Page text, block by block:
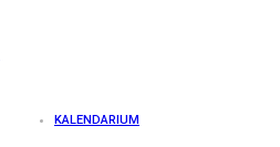
KALENDARIUM